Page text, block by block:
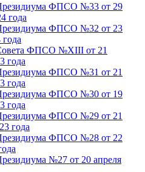
ФПСО №33 от 29
года
ФПСО №32 от 23
года
ФПСО №XIII от 21
года
ФПСО №31 от 21
года
ФПСО №30 от 19
года
ФПСО №29 от 21
года
ФПСО №28 от 22
№27 от 20 апреля